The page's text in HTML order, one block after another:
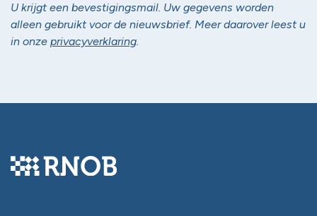
U krijgt een bevestigingsmail. Uw gegevens worden
alleen gebruikt voor de nieuwsbrief. Meer daarover leest u
in onze privacyverklaring.